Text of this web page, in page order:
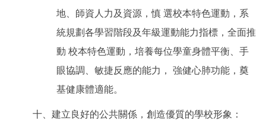
地、師資人力及資源，慎 選校本特色運動，系
統規劃各學習階段及年級運動能力指標，全面推
動 校本特色運動，培養每位學童身體平衡、手
眼協調、敏捷反應的能力， 強健心肺功能，奠
基健康體適能。
十、建立良好的公共關係，創造優質的學校形象：